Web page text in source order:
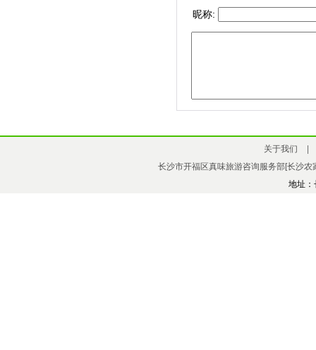
昵称:
关于我们
长沙市开福区真味旅游咨询服务部[长沙农
地址：